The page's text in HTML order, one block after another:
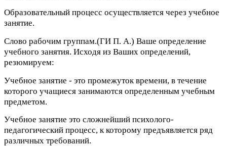
Образовательный процесс осуществляется через учебное
занятие.
Слово рабочим группам.(ГИ П. А.) Ваше определение
учебного занятия. Исходя из Ваших определений,
резюмируем:
Учебное занятие - это промежуток времени, в течение
которого учащиеся занимаются определенным учебным
предметом.
Учебное занятие это сложнейший психолого-
педагогический процесс, к которому предъявляется ряд
различных требований.